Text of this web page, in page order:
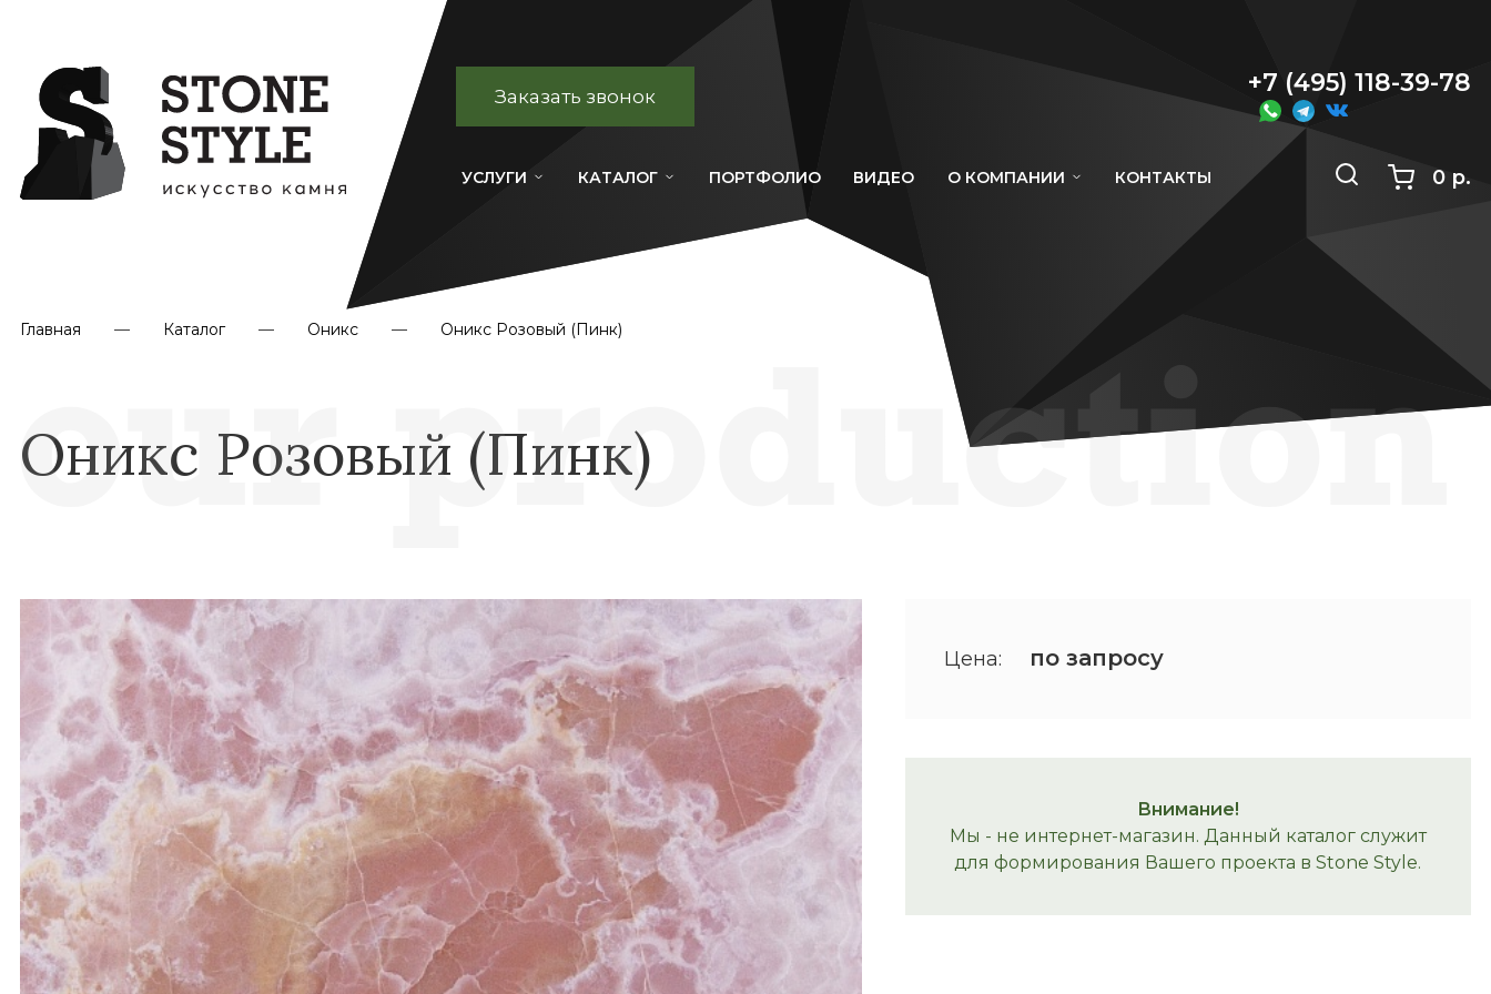
Заказать звонок +7 (495) 118-39-78
УСЛУГИ КАТАЛОГ ПОРТФОЛИО ВИДЕО О КОМПАНИИ КОНТАКТЫ 0 р.
Главная Каталог Оникс Оникс Розовый (Пинк)
Оникс Розовый (Пинк)
Цена: по запросу
Внимание!
Мы - не интернет-магазин. Данный каталог служит
для формирования Вашего проекта в Stone Style.